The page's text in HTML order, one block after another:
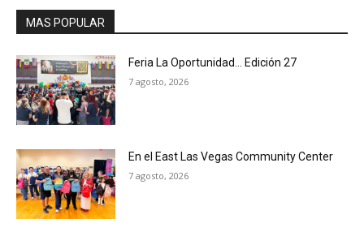
MAS POPULAR
Feria La Oportunidad… Edición 27
7 agosto, 2026
En el East Las Vegas Community Center
7 agosto, 2026